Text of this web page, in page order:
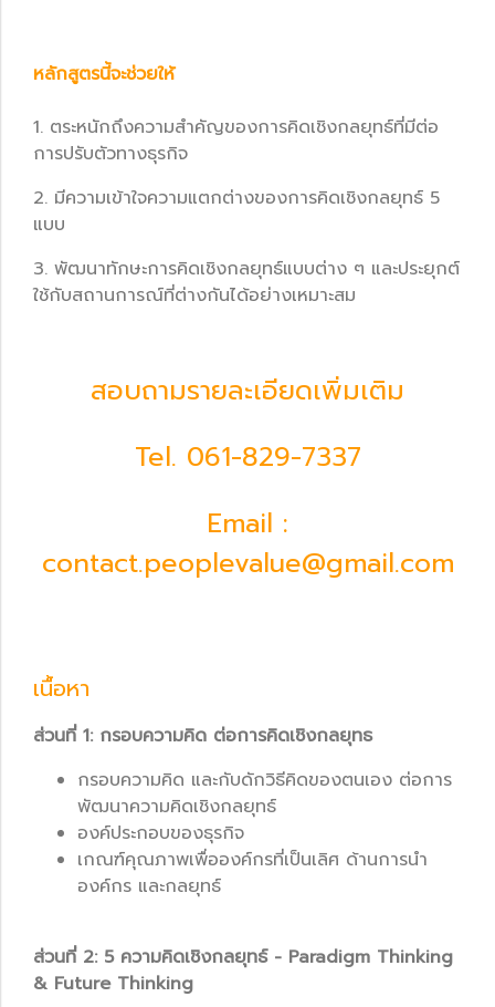
หลักสูตรนี้จะช่วยให้
1. ตระหนักถึงความสำคัญของการคิดเชิงกลยุทธ์ที่มีต่อ
การปรับตัวทางธุรกิจ
2. มีความเข้าใจความแตกต่างของการคิดเชิงกลยุทธ์ 5
แบบ
3. พัฒนาทักษะการคิดเชิงกลยุทธ์แบบต่าง ๆ และประยุกต์
ใช้กับสถานการณ์ที่ต่างกันได้อย่างเหมาะสม
สอบถามรายละเอียดเพิ่มเติม
Tel. 061-829-7337
Email :
contact.peoplevalue@gmail.com
เนื้อหา
ส่วนที่ 1: กรอบความคิด ต่อการคิดเชิงกลยุทธ
กรอบความคิด และกับดักวิธีคิดของตนเอง ต่อการ
พัฒนาความคิดเชิงกลยุทธ์
องค์ประกอบของธุรกิจ
เกณฑ์คุณภาพเพื่อองค์กรที่เป็นเลิศ ด้านการนำ
องค์กร และกลยุทธ์
ส่วนที่ 2: 5 ความคิดเชิงกลยุทธ์ - Paradigm Thinking
& Future Thinking